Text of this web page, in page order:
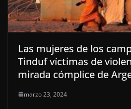
Las mujeres de los
Tinduf víctimas de
mirada cómplice de
marzo 23, 2024